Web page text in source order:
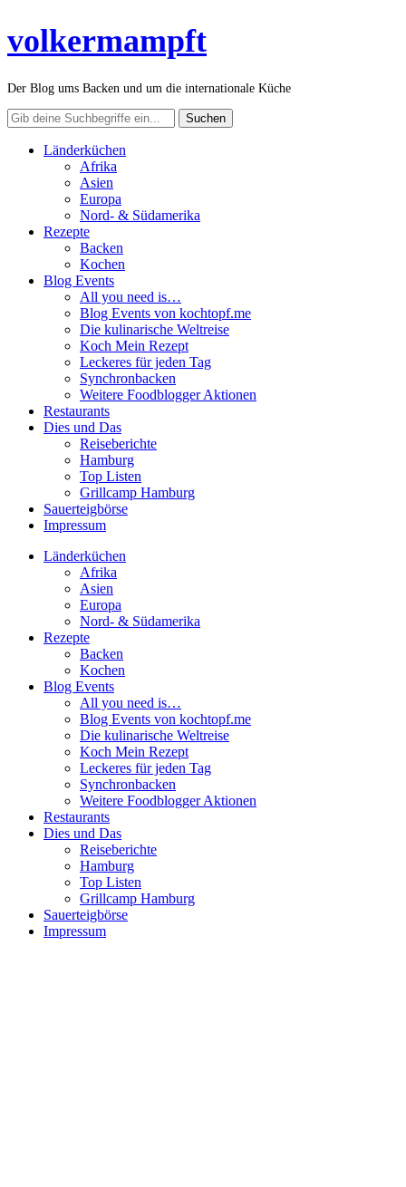
volkermampft
Der Blog ums Backen und um die internationale Küche
Länderküchen
Afrika
Asien
Europa
Nord- & Südamerika
Rezepte
Backen
Kochen
Blog Events
All you need is…
Blog Events von kochtopf.me
Die kulinarische Weltreise
Koch Mein Rezept
Leckeres für jeden Tag
Synchronbacken
Weitere Foodblogger Aktionen
Restaurants
Dies und Das
Reiseberichte
Hamburg
Top Listen
Grillcamp Hamburg
Sauerteigbörse
Impressum
Länderküchen
Afrika
Asien
Europa
Nord- & Südamerika
Rezepte
Backen
Kochen
Blog Events
All you need is…
Blog Events von kochtopf.me
Die kulinarische Weltreise
Koch Mein Rezept
Leckeres für jeden Tag
Synchronbacken
Weitere Foodblogger Aktionen
Restaurants
Dies und Das
Reiseberichte
Hamburg
Top Listen
Grillcamp Hamburg
Sauerteigbörse
Impressum